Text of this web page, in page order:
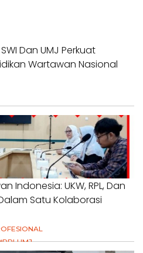
Dan UMJ Perkuat
Wartawan Nasional
Indonesia: UKW, RPL, Dan
Satu Kolaborasi